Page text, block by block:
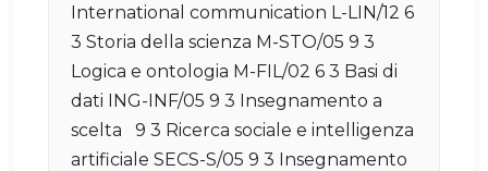
International communication L-LIN/12 6
3 Storia della scienza M-STO/05 9 3
Logica e ontologia M-FIL/02 6 3 Basi di
dati ING-INF/05 9 3 Insegnamento a
scelta 9 3 Ricerca sociale e intelligenza
artificiale SECS-S/05 9 3 Insegnamento